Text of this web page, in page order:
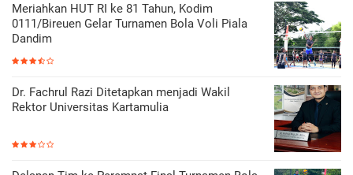
Meriahkan HUT RI ke 81 Tahun, Kodim
0111/Bireuen Gelar Turnamen Bola Voli Piala
Dandim
Dr. Fachrul Razi Ditetapkan menjadi Wakil
Rektor Universitas Kartamulia